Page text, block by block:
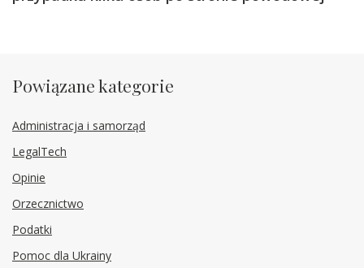
Powiązane kategorie
Administracja i samorząd
LegalTech
Opinie
Orzecznictwo
Podatki
Pomoc dla Ukrainy